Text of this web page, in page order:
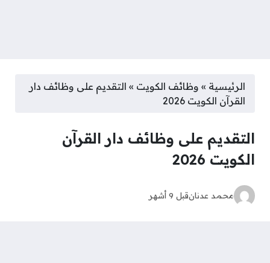
الرئيسية » وظائف الكويت » التقديم على وظائف دار
القرآن الكويت 2026
التقديم على وظائف دار القرآن
الكويت 2026
محمد عدنانقبل 9 أشهر